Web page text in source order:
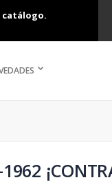
catálogo.